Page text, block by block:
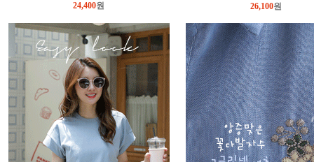
24,400원
26,100원